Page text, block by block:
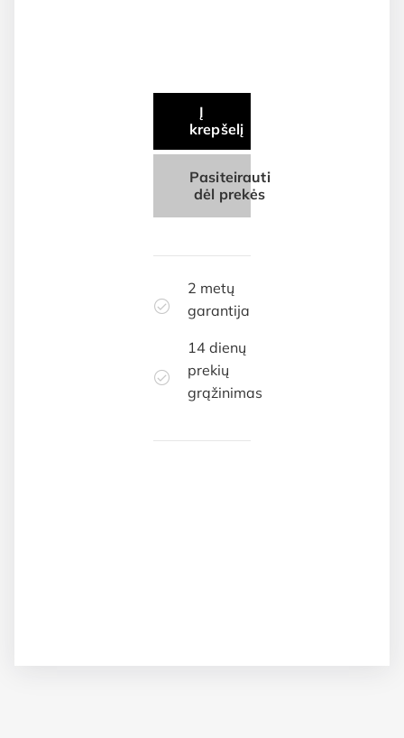
Į
krepšelį
Pasiteirauti
dėl prekės
2 metų
garantija
14 dienų
prekių
grąžinimas